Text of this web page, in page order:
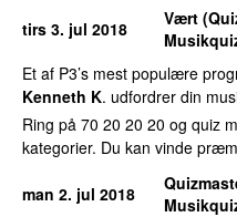
tirs 3. jul 2018
Vært
Et af P3’s mest populære
Kenneth K. udfordrer din
Ring på 70 20 20 20 og quiz
kategorier. Du kan vinde
man 2. jul 2018